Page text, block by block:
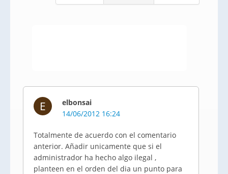
E
elbonsai
14/06/2012 16:24
Totalmente de acuerdo con el comentario
anterior. Añadir unicamente que si el
administrador ha hecho algo ilegal ,
planteen en el orden del dia un punto para